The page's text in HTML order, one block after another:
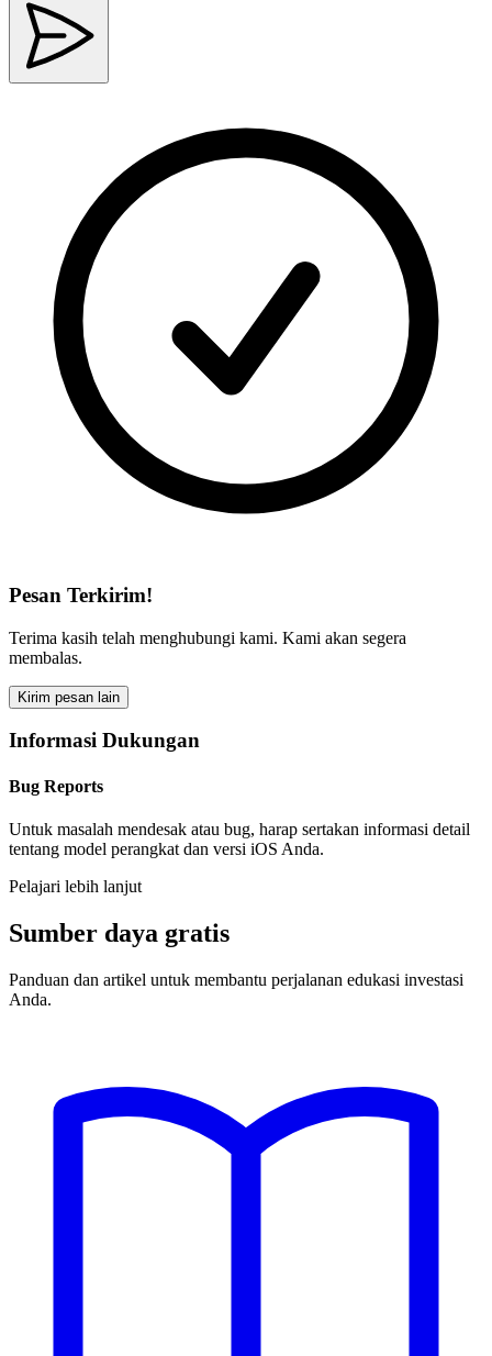
Pesan Terkirim!
Terima kasih telah menghubungi kami. Kami akan segera
membalas.
Kirim pesan lain
Informasi Dukungan
Bug Reports
Untuk masalah mendesak atau bug, harap sertakan informasi detail
tentang model perangkat dan versi iOS Anda.
Pelajari lebih lanjut
Sumber daya gratis
Panduan dan artikel untuk membantu perjalanan edukasi investasi
Anda.